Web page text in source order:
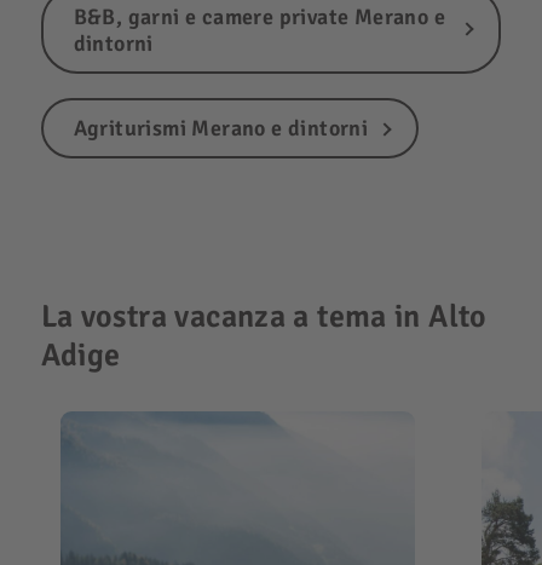
B&B, garni e camere private Merano e
dintorni
Agriturismi Merano e dintorni
La vostra vacanza a tema in Alto
Adige